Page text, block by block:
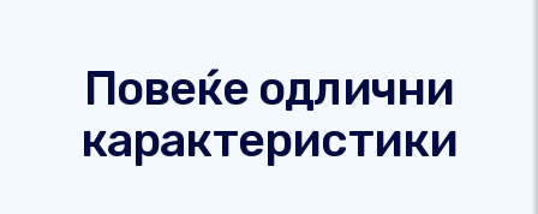
Повеќе одлични
карактеристики